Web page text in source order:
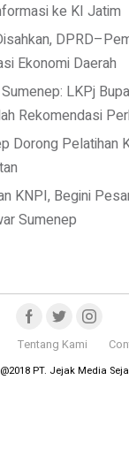
ke KI Jatim
Ekonomi Daerah
LKPj
Rekomendasi
Dorong Pelatihan
KNPI, Begini
Sumenep
Tentang Kami
PT. Jejak Media